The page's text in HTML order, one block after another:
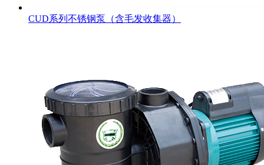
CUD系列不锈钢泵（含毛发收集器）